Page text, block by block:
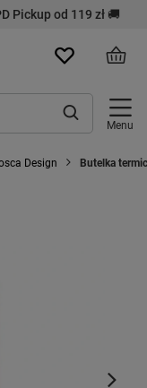
Pickup od 119 zł 🚚
Menu
Design Butelka